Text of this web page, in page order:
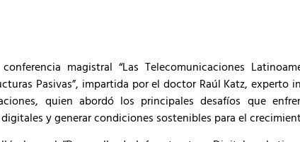
magistral “Las Telecomunicaciones
Pasivas”, impartida por el doctor Raúl Katz, experto
quien abordó los principales desafíos que
y generar condiciones sostenibles para el